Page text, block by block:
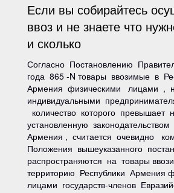
Если вы собирайтесь
ввоз и не знаете что
и сколько
Согласно Постановлению
года 865 -N товары ввозимые в
Армения физическими лицами ,
индивидуальными
количество которого превышает
установленную законодательством
Армения , считается очевидно
Положения вышеуказанного
распространяются на товары
территорию Республики Армения
лицами государств-членов